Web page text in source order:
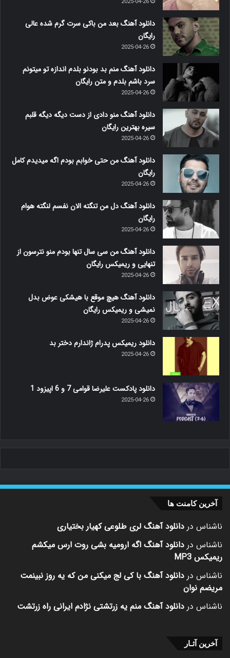
2025-04-26
دانلود آهنگ بعد من باکی سرت گرم شده عالی
رایگان
2025-04-26
دانلود آهنگ منم بد بودنو بلدم اندازه تو میتونم
سرد باشم بلدم و متن رایگان
2025-04-26
دانلود آهنگ منو دادی از دست دیگه دیگه قلبم
سیره بهترین رایگان
2025-04-26
دانلود آهنگ من حتی خوابم بودم اگه میدیدم کامل
رایگان
2025-04-26
دانلود آهنگ دل من تنگته الان نفسم لنگته هوام
رایگان
2025-04-26
دانلود آهنگ من سی سال تنها بودم منو نترسون از
تنهایی و ریمیکس رایگان
2025-04-26
دانلود آهنگ هیچ موقع با هیشکی عوض بدل
نمیشی و ریمیکس رایگان
2025-04-26
دانلود ریمیکس پدرام ژاندارم دختر بد
2025-04-26
دانلود پادکست علیرضا قوامی 7 و 6 اپیزود 1
2025-04-26
آخرین کامنت ها
ناشناس در دانلود آهنگ لری طلوعی کهیار بختیاری
ناشناس در دانلود آهنگ اگه ارومیه بشی روت ارس میکشم
ریمیکس MP3
ناشناس در دانلود آهنگ با کی لج میکنی من که یه روز نبینمت
مریضم نوان
ناشناس در دانلود آهنگ منم یه زرتشتی نژادم ایرانی راه زرتشت
آخرین آثـار